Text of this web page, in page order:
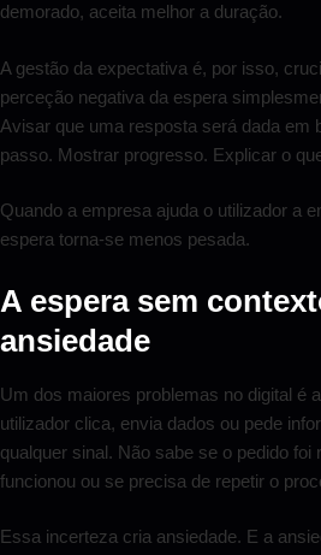
demorado, aceita melhor a duração.
A gestão da expectativa é, por isso,
perceção negativa da espera
Avisar que uma resposta será dada em
passo. Mostrar progresso. Explicar o
Quando a empresa ajuda o utilizador a
espera torna-se menos pesada.
A espera sem
ansiedade
Um dos maiores problemas no digital é
utilizador clica, envia dados ou pede
qualquer sinal. Não sabe se o pedido foi
funcionou ou se precisa de repetir o
Essa incerteza cria ansiedade. E a